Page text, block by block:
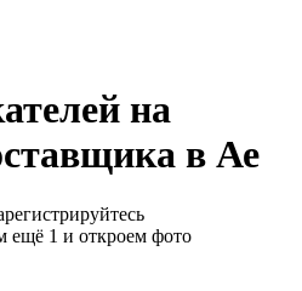
на
в Ае
ещё 1 и откроем фото